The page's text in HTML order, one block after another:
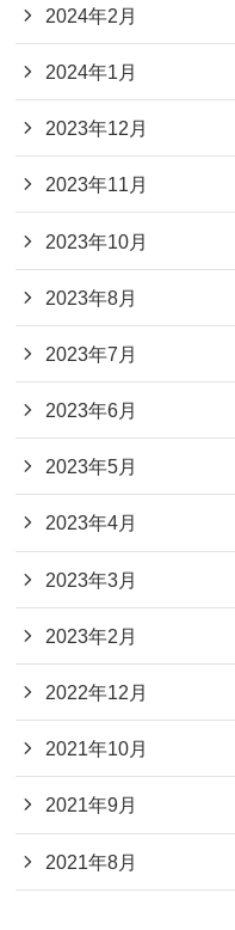
2024年2月
2024年1月
2023年12月
2023年11月
2023年10月
2023年8月
2023年7月
2023年6月
2023年5月
2023年4月
2023年3月
2023年2月
2022年12月
2021年10月
2021年9月
2021年8月